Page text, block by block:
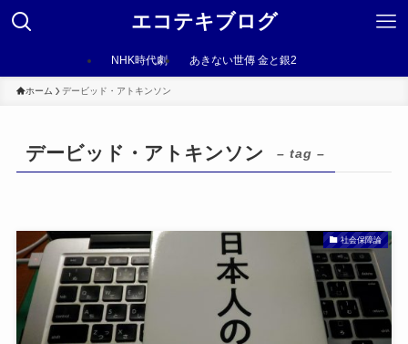
エコテキブログ
NHK時代劇 あきない世傳 金と銀2
ホーム デービッド・アトキンソン
デービッド・アトキンソン – tag –
社会保障論